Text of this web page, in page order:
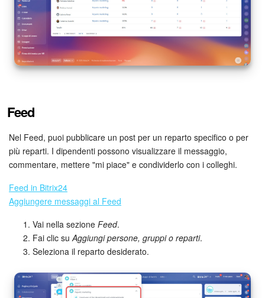
Feed
Nel Feed, puoi pubblicare un post per un reparto specifico o per
più reparti. I dipendenti possono visualizzare il messaggio,
commentare, mettere "mi piace" e condividerlo con i colleghi.
Feed in Bitrix24
Aggiungere messaggi al Feed
Vai nella sezione Feed.
Fai clic suAggiungi persone, gruppi o reparti.
Seleziona il reparto desiderato.